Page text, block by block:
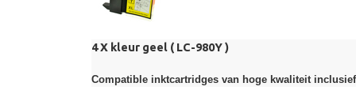
4 X kleur geel ( LC-980Y)
Compatible inktcartridges van hoge kwaliteit